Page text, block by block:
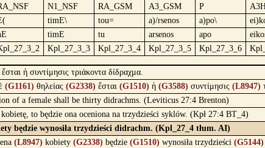
N1_NSF RA_GSM A3_GSM P
timE\ tou= a)/rsenos a)po\
timE tu arsenos apo
Kpl_27_3_3 Kpl_27_3_4 Kpl_27_3_5 Kpl_27_3_6
ἡ συντίμησις τριάκοντα δίδραχμα.
(G1161) θηλείας (G2338) ἔσται (G1510) ἡ (G3588) συντίμησις (L8947)
of a female shall be thirty didrachms. (Leviticus 27:4 Brenton)
to będzie ona oceniona na trzydzieści syklów. (Kpł 27:4 BT_4)
będzie wynosiła trzydzieści didrachm. (Kpl_27_4 tłum. AI)
(L8947) kobiety (G2338) będzie (G1510) wynosiła trzydzieści (G5144)